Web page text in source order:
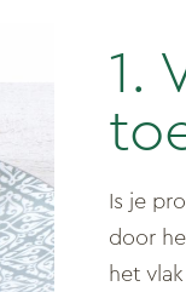
1.
Is je
door
het